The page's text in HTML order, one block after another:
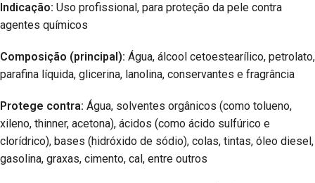
Indicação: Uso profissional, para proteção da pele contra
agentes químicos
Composição (principal): Água, álcool cetoestearílico, petrolato,
parafina líquida, glicerina, lanolina, conservantes e fragrância
Protege contra: Água, solventes orgânicos (como tolueno,
xileno, thinner, acetona), ácidos (como ácido sulfúrico e
clorídrico), bases (hidróxido de sódio), colas, tintas, óleo diesel,
gasolina, graxas, cimento, cal, entre outros